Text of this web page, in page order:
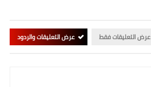
عرض التعليقات فقط عرض التعليقات والردود